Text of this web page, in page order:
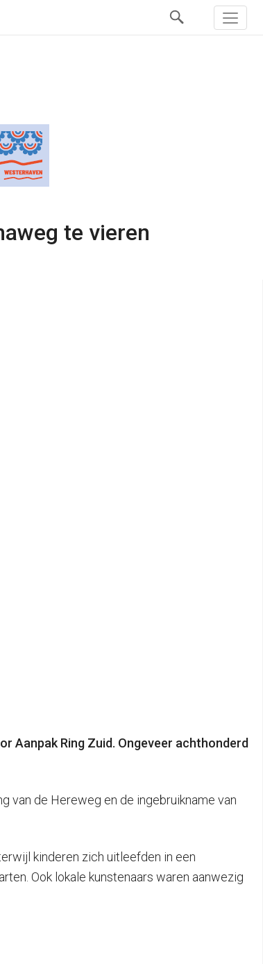
te vieren
Aanpak Ring Zuid. Ongeveer achthonderd
van de Hereweg en de ingebruikname van
kinderen zich uitleefden in een
Ook lokale kunstenaars waren aanwezig